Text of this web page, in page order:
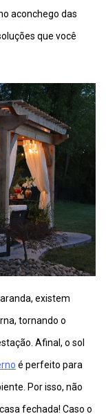
aconchego das
que você
existem
tornando o
Afinal, o sol
é perfeito para
Por isso, não
fechada! Caso o